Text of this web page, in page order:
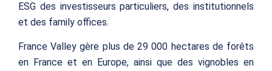
ESG des investisseurs particuliers, des institutionnels
et des family offices.
France Valley gère plus de 29 000 hectares de forêts
en France et en Europe, ainsi que des vignobles en